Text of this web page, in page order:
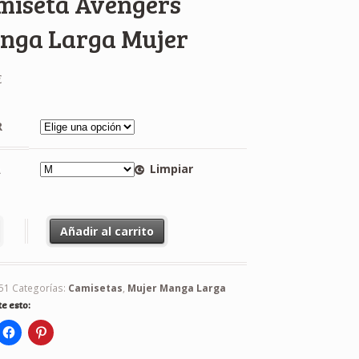
Larga Mujer
Limpiar
Avengers Manga Larga Mujer cantidad
Añadir al carrito
Categorías: Camisetas, Mujer Manga Larga
esto: